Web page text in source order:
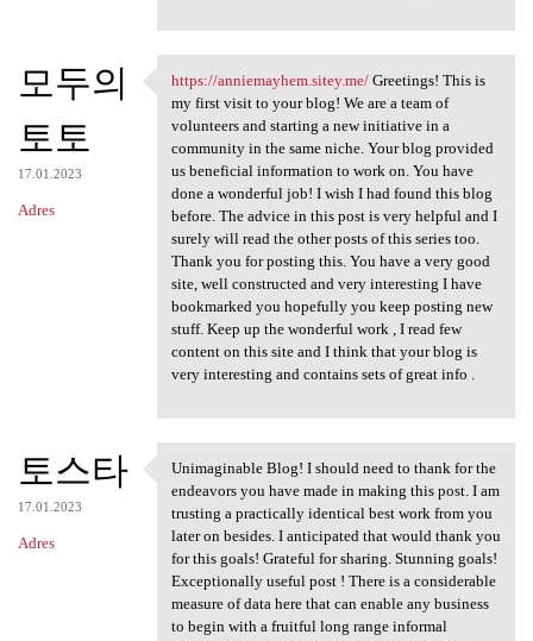
모두의
토토
17.01.2023
Adres
https://anniemayhem.sitey.me/
https://anniemayhem.sitey.me/Greetings! This is
my first visit to your blog! We are a team of
volunteers and starting a new initiative in a
community in the same niche. Your blog provided
us beneficial information to work on. You have
done a wonderful job! I wish I had found this blog
before. The advice in this post is very helpful and I
surely will read the other posts of this series too.
Thank you for posting this. You have a very good
site, well constructed and very interesting I have
bookmarked you hopefully you keep posting new
stuff. Keep up the wonderful work , I read few
content on this site and I think that your blog is
very interesting and contains sets of great info .
토스타
17.01.2023
Adres
Unimaginable Blog! I should
Unimaginable Blog! I should need to thank for the
endeavors you have made in making this post. I am
trusting a practically identical best work from you
later on besides. I anticipated that would thank you
for this goals! Grateful for sharing. Stunning goals!
Exceptionally useful post ! There is a considerable
measure of data here that can enable any business
to begin with a fruitful long range informal